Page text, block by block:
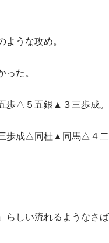
うな攻め。
た。
△５五銀▲３三歩成。
歩成△同桂▲同馬△４二
らしい流れるようなさば